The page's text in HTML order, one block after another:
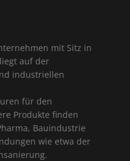
mit Sitz in
auf der
industriellen
für den
Produkte finden
Bauindustrie
wie etwa der